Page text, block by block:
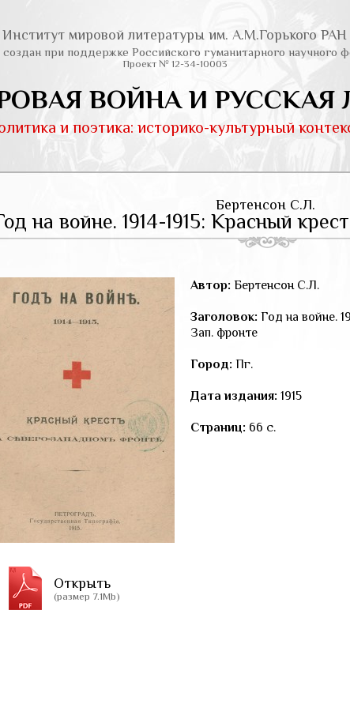
Институт мировой литературы им. А.М.Горького РАН
создан при поддержке Российского гуманитарного научного
Проект № 12-34-10003
ВОЙНА И РУССКАЯ
и поэтика: историко-культурный
Бертенсон C.Л.
на войне. 1914-1915: Красный
Открыть
(размер 7.1Mb)
Автор: Бертенсон C.Л.
Заголовок: Год на войне.
Зап. фронте
Город: Пг.
Дата издания: 1915
Страниц: 66 с.